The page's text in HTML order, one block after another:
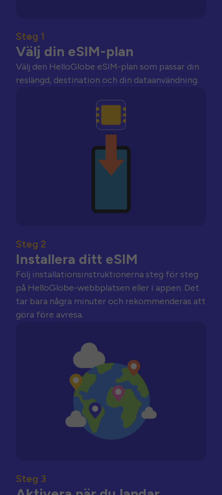
Steg 1
Välj din eSIM-plan
Välj den HelloGlobe eSIM-plan som passar din
reslängd, destination och din dataanvändning.
Steg 2
Installera ditt eSIM
Följ installationsinstruktionerna steg för steg
på HelloGlobe-webbplatsen eller i appen. Det
tar bara några minuter och rekommenderas att
göra före avresa.
Steg 3